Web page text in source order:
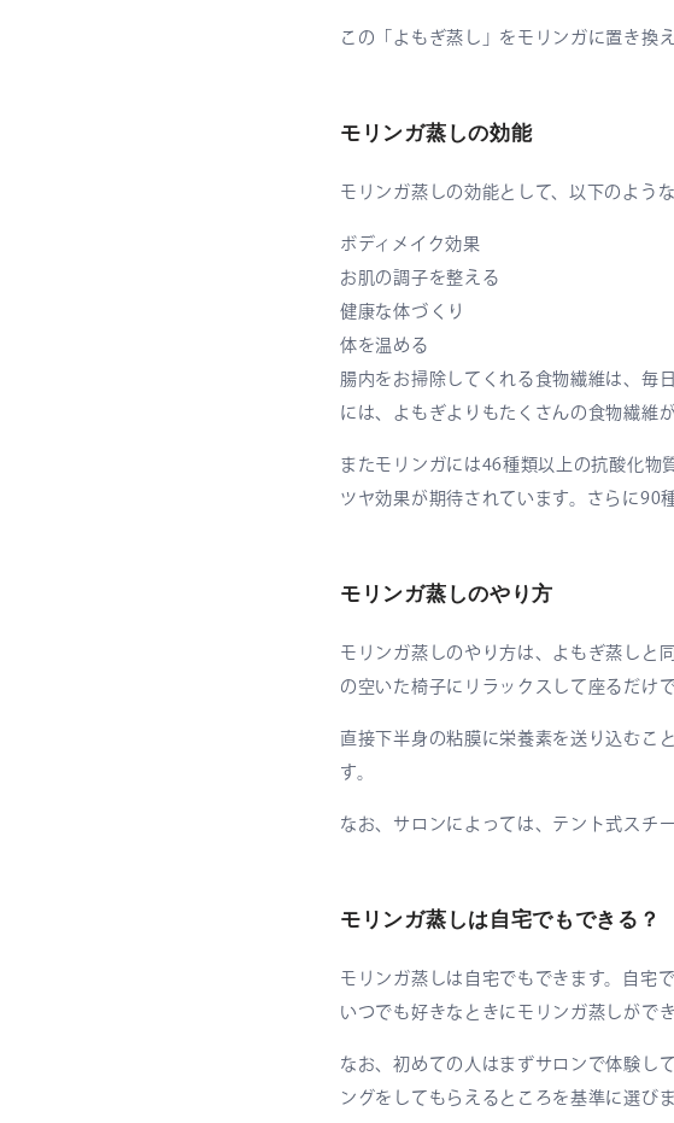
この「よもぎ蒸し」をモリンガに置き換
モリンガ蒸しの効能
モリンガ蒸しの効能として、以下のよう
ボディメイク効果
お肌の調子を整える
健康な体づくり
体を温める
腸内をお掃除してくれる食物繊維は、毎
には、よもぎよりもたくさんの食物繊維
またモリンガには46種類以上の抗酸化物
ツヤ効果が期待されています。さらに90
モリンガ蒸しのやり方
モリンガ蒸しのやり方は、よもぎ蒸しと
の空いた椅子にリラックスして座るだけで
直接下半身の粘膜に栄養素を送り込むこ
す。
なお、サロンによっては、テント式スチ
モリンガ蒸しは自宅でもできる？
モリンガ蒸しは自宅でもできます。自宅
いつでも好きなときにモリンガ蒸しができ
なお、初めての人はまずサロンで体験し
ングをしてもらえるところを基準に選びま